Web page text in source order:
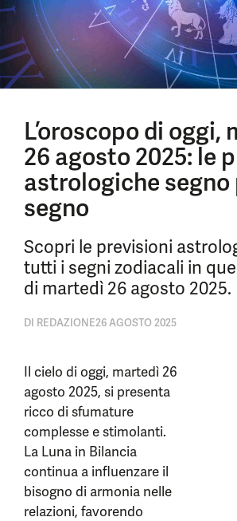
L’oroscopo di oggi,
26 agosto 2025: le
astrologiche segno
segno
Scopri le previsioni
tutti i segni zodiacali in
di martedì 26 agosto 2025.
DI REDAZIONE26 AGOSTO 2025
Il cielo di oggi, martedì 26
agosto 2025, si presenta
ricco di sfumature
complesse e stimolanti.
La Luna in Bilancia
continua a influenzare il
bisogno di armonia nelle
relazioni, favorendo